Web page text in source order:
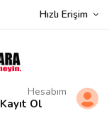
Hızlı Erişim
Hesabım
Kayıt Ol